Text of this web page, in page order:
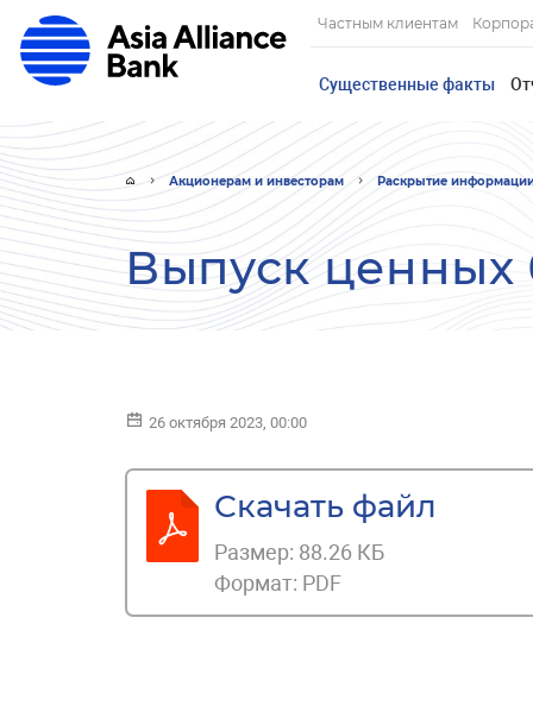
Частным клиентам
Существенные факты
Акционерам и инвесторам Раскрытие
Выпуск
26 октября 2023, 00:00
Скачать файл
Размер: 88.26 КБ
Формат: PDF